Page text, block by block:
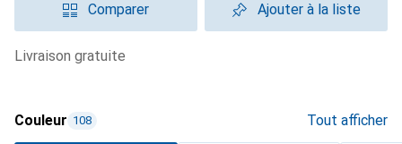
Comparer Ajouter à la liste
livraison gratuite
Couleur 108 Tout afficher